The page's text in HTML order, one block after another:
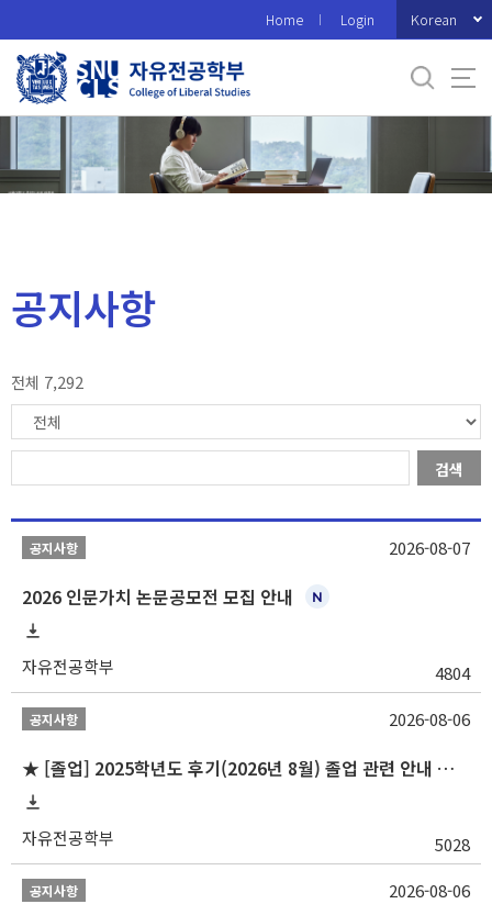
로
메
Home Login Korean
공지사항
전체 7,292
검색
공지사항
2026 인문가치 논문공모전 모집 안내
자유전공학부 4804
2026-08-07
공지사항
★ [졸업] 2025학년도 후기(2026년 8월) 졸업 관련 안내 및 확정자 명단 공지
자유전공학부 5028
2026-08-06
공지사항 2026-08-06